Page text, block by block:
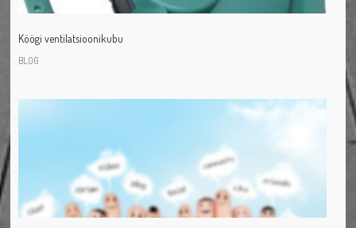
Köögi ventilatsioonikubu
BLOG